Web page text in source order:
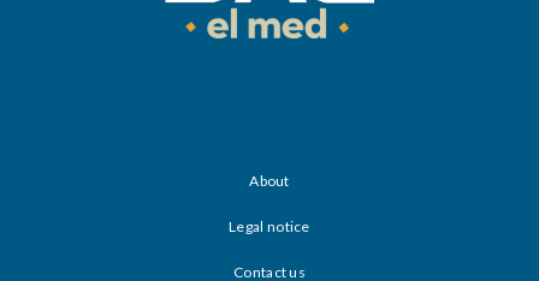
About
Legal notice
Contact us